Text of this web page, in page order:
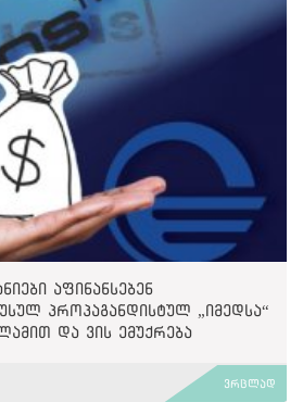
აფინანსებენ
პროპაგანდისტულ „იმედსა“
და ვის ემუქრება
ვრცლად